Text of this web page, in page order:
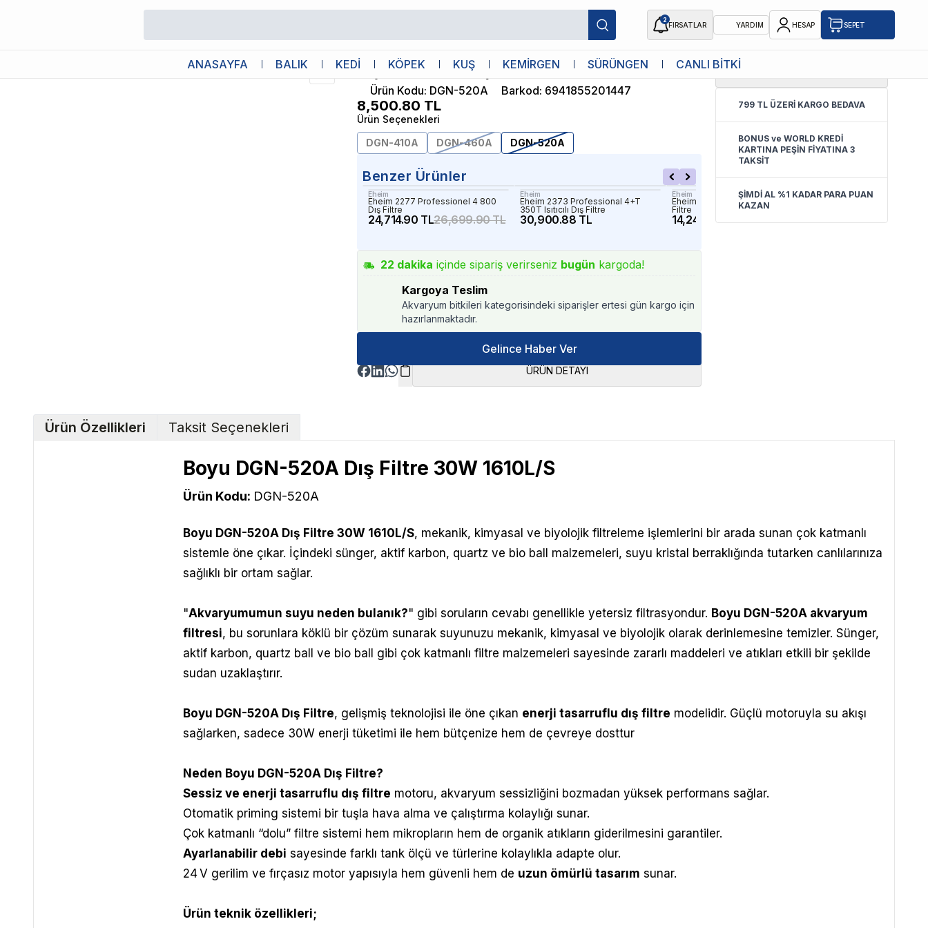
2
FIRSATLAR YARDIM HESAP SEPET
ANASAYFA BALIK KEDİ KÖPEK KUŞ KEMİRGEN SÜRÜNGEN CANLI BİTKİ
Boyu
Boyu DGN-520A Dış Filtre 30W 1610L/S
Ürün Kodu: DGN-520A Barkod: 6941855201447
8,500.80 TL
Ürün Seçenekleri
DGN-410A
DGN-460A DGN-520A
Benzer Ürünler
Eheim
Eheim 2277 Professionel 4 800
Dış Filtre
24,714.90 TL26,699.90 TL
Eheim
Eheim 2373 Professional 4+T
350T Isıtıcılı Dış Filtre
30,900.88 TL
Eheim
Eheim Classic Vario+e 250 Wifi Dış
Filtre
14,249.90 TL15,654.86 TL
Eheim
30,624.90 TL
22 dakika içinde sipariş verirseniz bugün kargoda!
Kargoya Teslim
Akvaryum bitkileri kategorisindeki siparişler ertesi gün kargo için
hazırlanmaktadır.
Gelince Haber Ver
ÜRÜN DETAYI
1.0
799 TL ÜZERİ KARGO BEDAVA
BONUS ve WORLD KREDİ
KARTINA PEŞİN FİYATINA 3
TAKSİT
ŞİMDİ AL %1 KADAR PARA PUAN
KAZAN
Ürün Özellikleri Taksit Seçenekleri
Boyu DGN-520A Dış Filtre 30W 1610L/S
Ürün Kodu: DGN-520A
Boyu DGN-520A Dış Filtre 30W 1610L/S, mekanik, kimyasal ve biyolojik filtreleme işlemlerini bir arada sunan çok katmanlı
sistemle öne çıkar. İçindeki sünger, aktif karbon, quartz ve bio ball malzemeleri, suyu kristal berraklığında tutarken canlılarınıza
sağlıklı bir ortam sağlar.
"Akvaryumumun suyu neden bulanık?" gibi soruların cevabı genellikle yetersiz filtrasyondur. Boyu DGN-520A akvaryum
filtresi, bu sorunlara köklü bir çözüm sunarak suyunuzu mekanik, kimyasal ve biyolojik olarak derinlemesine temizler. Sünger,
aktif karbon, quartz ball ve bio ball gibi çok katmanlı filtre malzemeleri sayesinde zararlı maddeleri ve atıkları etkili bir şekilde
sudan uzaklaştırır.
Boyu DGN-520A Dış Filtre, gelişmiş teknolojisi ile öne çıkan enerji tasarruflu dış filtre modelidir. Güçlü motoruyla su akışı
sağlarken, sadece 30W enerji tüketimi ile hem bütçenize hem de çevreye dosttur
Neden Boyu DGN-520A Dış Filtre?
Sessiz ve enerji tasarruflu dış filtre motoru, akvaryum sessizliğini bozmadan yüksek performans sağlar.
Otomatik priming sistemi bir tuşla hava alma ve çalıştırma kolaylığı sunar.
Çok katmanlı “dolu” filtre sistemi hem mikropların hem de organik atıkların giderilmesini garantiler.
Ayarlanabilir debi sayesinde farklı tank ölçü ve türlerine kolaylıkla adapte olur.
24 V gerilim ve fırçasız motor yapısıyla hem güvenli hem de uzun ömürlü tasarım sunar.
Ürün teknik özellikleri;